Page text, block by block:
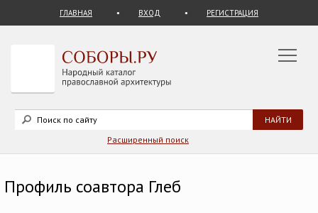
ГЛАВНАЯ ВХОД РЕГИСТРАЦИЯ
Расширенный поиск
Профиль соавтора Глеб